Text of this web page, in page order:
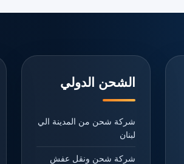
الشحن الدولي
شركة شحن من المدينة الي
لبنان
شركة شحن ونقل عفش